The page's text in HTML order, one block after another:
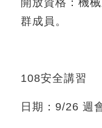
群成員。
108安全講習
日期：9/26 週